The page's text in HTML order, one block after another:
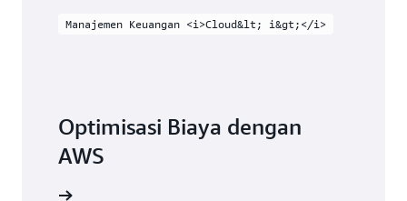
Manajemen Keuangan <i>Cloud&lt; i&gt;</i>
Optimisasi Biaya dengan
AWS